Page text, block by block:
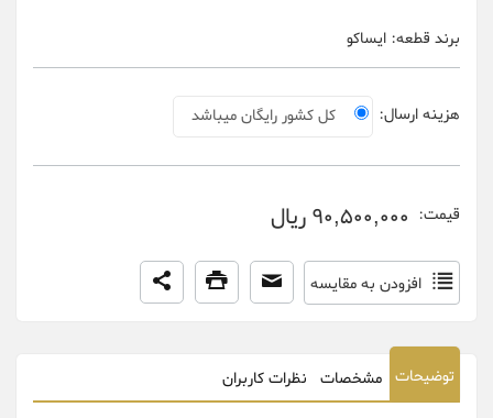
برند قطعه: ایساکو
هزینه ارسال: کل کشور رایگان میباشد
قیمت: 90,500,000 ریال
افزودن به مقایسه
توضیحات مشخصات نظرات کاربران